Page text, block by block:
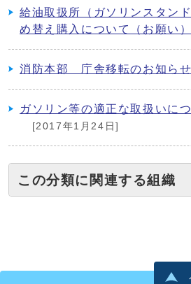
給油取扱所（ガソリンスタン
め替え購入について（お願い）
消防本部 庁舎移転のお知らせ
ガソリン等の適正な取扱いに
[2017年1月24日]
この分類に関連する組織